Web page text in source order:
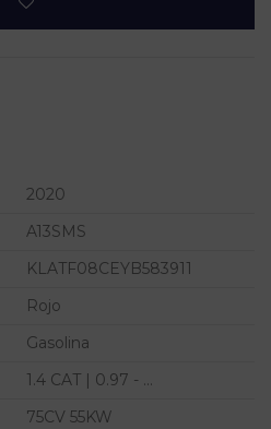
2020
A13SMS
KLATF08CEYB583911
Rojo
Gasolina
1.4 CAT | 0.97 - ...
75CV 55KW